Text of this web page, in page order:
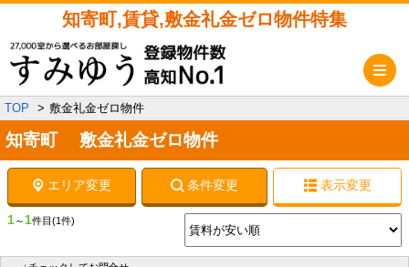
知寄町,賃貸,敷金礼金ゼロ物件特集
TOP 敷金礼金ゼロ物件
知寄町 敷金礼金ゼロ物件
エリア変更 条件変更 表示変更
1～1件目 (1件)